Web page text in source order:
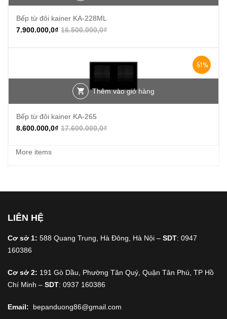
Bếp từ đôi kainer KA-228ML
16.500.000,0₫
7.900.000,0₫
-51%
Thêm vào giỏ hàng
Bếp từ đôi kainer KA-265
17.600.000,0₫
8.600.000,0₫
More items
LIÊN HỆ
Cơ sở 1: 588 Quang Trung, Hà Đông, Hà Nội – SDT: 0947
160386
Cơ sở 2: 191 Gò Dầu, Phường Tân Quý, Quận Tân Phú, TP Hồ
Chí Minh – SDT: 0937 160386
Email: bepanduong86@gmail.com